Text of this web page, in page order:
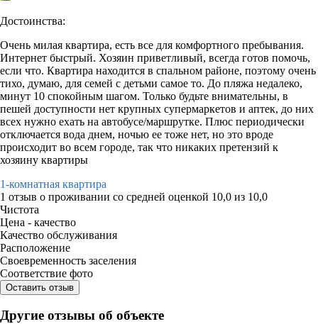
Достоинства:
Очень милая квартира, есть все для комфортного пребывания.
Интернет быстрый. Хозяин приветливый, всегда готов помочь,
если что. Квартира находится в спальном районе, поэтому очень
тихо, думаю, для семей с детьми самое то. До пляжа недалеко,
минут 10 спокойным шагом. Только будьте внимательны, в
пешей доступности нет крупных супермаркетов и аптек, до них
всех нужно ехать на автобусе/маршрутке. Плюс периодически
отключается вода днем, ночью ее тоже нет, но это вроде
происходит во всем городе, так что никаких претензий к
хозяину квартиры
1-комнатная квартира
1 отзыв о проживании со средней оценкой 10,0 из 10,0
Чистота
Цена - качество
Качество обслуживания
Расположение
Своевременность заселения
Соответствие фото
Оставить отзыв
Другие отзывы об объекте